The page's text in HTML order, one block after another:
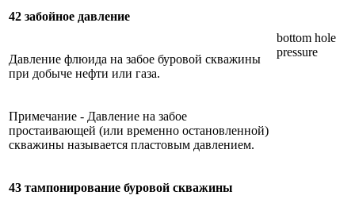
42 забойное давление
bottom hole
pressure
Давление флюида на забое буровой скважины
при добыче нефти или газа.
Примечание - Давление на забое
простаивающей (или временно остановленной)
скважины называется пластовым давлением.
43 тампонирование буровой скважины